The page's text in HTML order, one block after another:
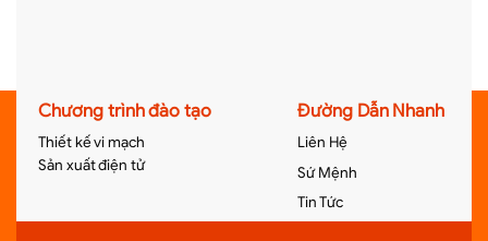
Chương trình đào tạo
Thiết kế vi mạch
Sản xuất điện tử
Đường Dẫn Nhanh
Liên Hệ
Sứ Mệnh
Tin Tức